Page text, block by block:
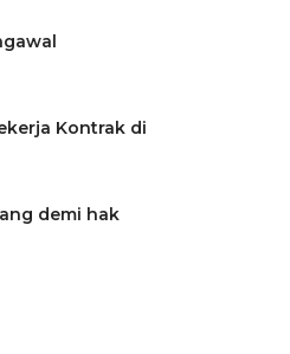
Kontrak di
demi hak